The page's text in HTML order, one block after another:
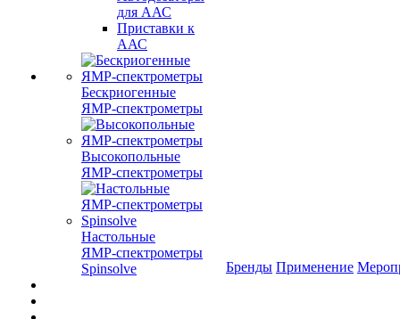
для ААС
Приставки к
ААС
Бескриогенные
ЯМР‑спектрометры
Высокопольные
ЯМР‑спектрометры
Настольные
ЯМР‑спектрометры
Spinsolve
Бренды Применение